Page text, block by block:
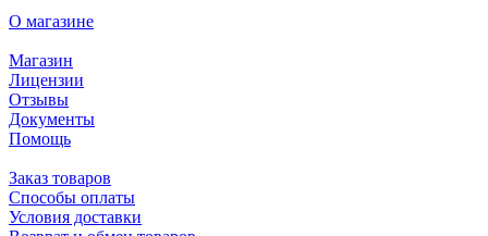
О магазине
Магазин
Лицензии
Отзывы
Документы
Помощь
Заказ товаров
Способы оплаты
Условия доставки